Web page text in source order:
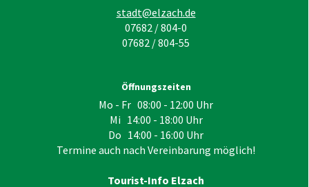
stadt@elzach.de
07682 / 804-0
07682 / 804-55
Öffnungszeiten
Mo - Fr 08:00 - 12:00 Uhr
Mi 14:00 - 18:00 Uhr
Do 14:00 - 16:00 Uhr
Termine auch nach Vereinbarung möglich!
Tourist-Info Elzach